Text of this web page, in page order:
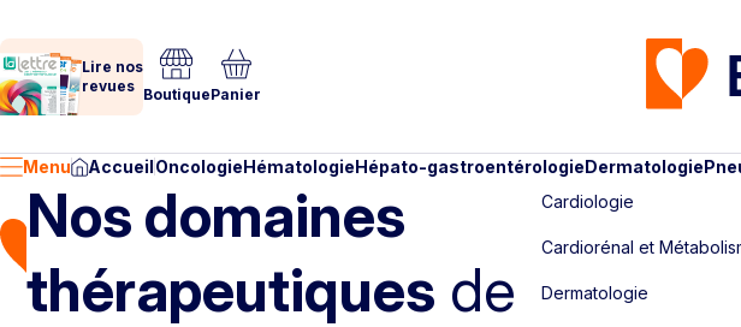
Lire nos
revues BoutiquePanier
Menu AccueilOncologieHématologieHépato-gastroentérologieDermatologie
Nos domaines
thérapeutiques de
Cardiologie
Cardiorénal et
Dermatologie